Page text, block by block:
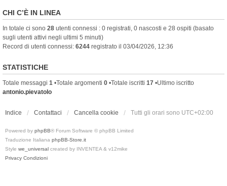
CHI C’È IN LINEA
In totale ci sono 28 utenti connessi : 0 registrati, 0 nascosti e 28 ospiti (basato
sugli utenti attivi negli ultimi 5 minuti)
Record di utenti connessi: 6244 registrato il 03/04/2026, 12:36
STATISTICHE
Totale messaggi 1 •Totale argomenti 0 •Totale iscritti 17 •Ultimo iscritto
antonio.pievatolo
Indice Contattaci Cancella cookie Tutti gli orari sono UTC+02:00
Powered by phpBB® Forum Software © phpBB Limited
Traduzione Italiana phpBB-Store.it
Style we_universal created by INVENTEA & v12mike
Privacy Condizioni